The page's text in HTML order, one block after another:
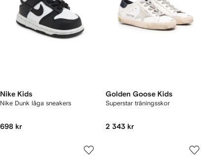
Nike Kids
Nike Dunk låga sneakers
698 kr
Golden Goose Kids
Superstar träningsskor
2 343 kr